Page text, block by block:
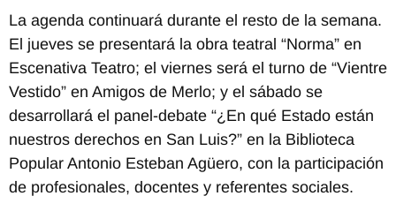
La agenda continuará durante el resto de la semana.
El jueves se presentará la obra teatral “Norma” en
Escenativa Teatro; el viernes será el turno de “Vientre
Vestido” en Amigos de Merlo; y el sábado se
desarrollará el panel-debate “¿En qué Estado están
nuestros derechos en San Luis?” en la Biblioteca
Popular Antonio Esteban Agüero, con la participación
de profesionales, docentes y referentes sociales.